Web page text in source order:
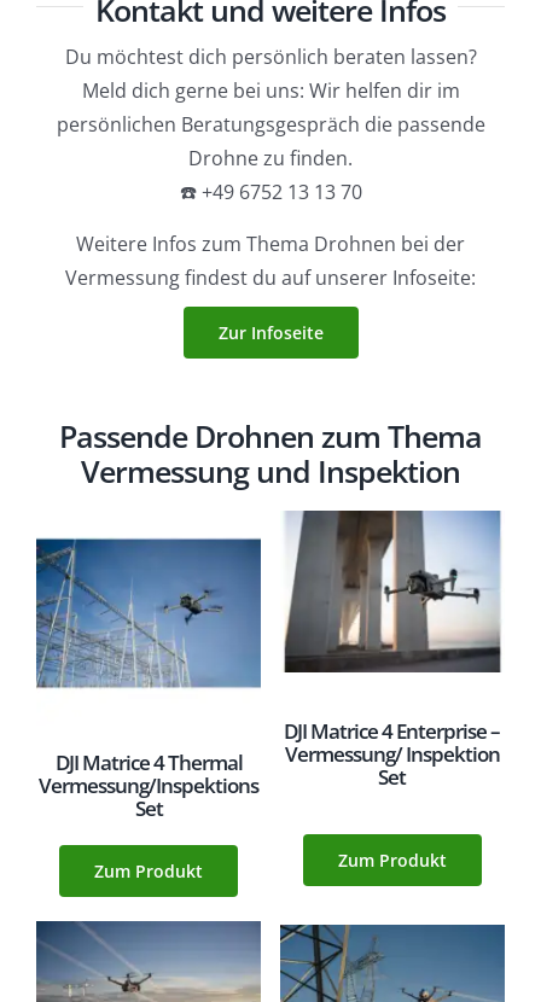
Kontakt und weitere Infos
Du möchtest dich persönlich beraten lassen?
Meld dich gerne bei uns: Wir helfen dir im
persönlichen Beratungsgespräch die passende
Drohne zu finden.
☎️ +49 6752 13 13 70
Weitere Infos zum Thema Drohnen bei der
Vermessung findest du auf unserer Infoseite:
Zur Infoseite
Passende Drohnen zum Thema
Vermessung und Inspektion
DJI Matrice 4 Thermal
Vermessung/Inspektions
Set
Zum Produkt
DJI Matrice 4 Enterprise –
Vermessung/ Inspektion
Set
Zum Produkt